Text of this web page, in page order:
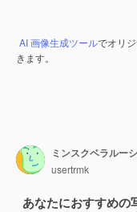
AI 画像生成ツールでオリジ
きます。
usertrmk
あなたにおすすめの